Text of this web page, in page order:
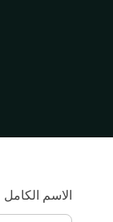
الاسم الكامل